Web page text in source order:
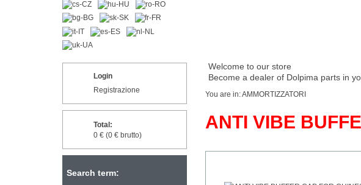
Login
Registrazione
Total:
0 € (0 € brutto)
Search term:
Welcome to our store
Become a dealer of Dolpima parts in
You are in:AMMORTIZZATORI
ANTI VIBE